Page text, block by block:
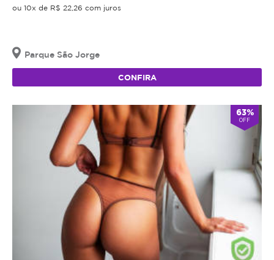
ou 10x de R$ 22,26 com juros
Parque São Jorge
CONFIRA
63%
OFF